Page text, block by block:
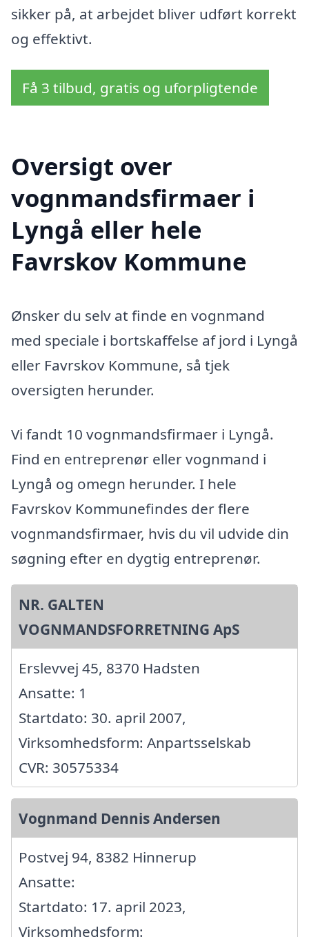
sikker på, at arbejdet bliver udført korrekt
og effektivt.
Få 3 tilbud, gratis og uforpligtende
Oversigt over
vognmandsfirmaer i
Lyngå eller hele
Favrskov Kommune
Ønsker du selv at finde en vognmand
med speciale i bortskaffelse af jord i Lyngå
eller Favrskov Kommune, så tjek
oversigten herunder.
Vi fandt 10 vognmandsfirmaer i Lyngå.
Find en entreprenør eller vognmand i
Lyngå og omegn herunder. I hele
Favrskov Kommunefindes der flere
vognmandsfirmaer, hvis du vil udvide din
søgning efter en dygtig entreprenør.
NR. GALTEN
VOGNMANDSFORRETNING ApS
Erslevvej 45, 8370 Hadsten
Ansatte: 1
Startdato: 30. april 2007,
Virksomhedsform: Anpartsselskab
CVR: 30575334
Vognmand Dennis Andersen
Postvej 94, 8382 Hinnerup
Ansatte:
Startdato: 17. april 2023,
Virksomhedsform: